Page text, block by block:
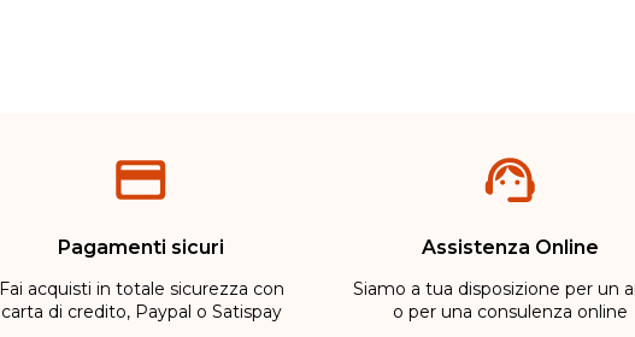
Pagamenti sicuri
Fai acquisti in totale sicurezza con
carta di credito, Paypal o Satispay
Assistenza Online
Siamo a tua disposizione per un
o per una consulenza online